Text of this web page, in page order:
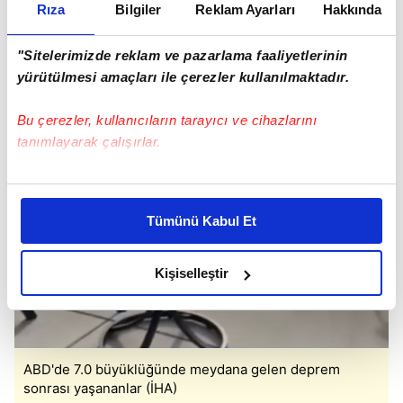
Rıza Bilgiler Reklam Ayarları Hakkında
"Sitelerimizde reklam ve pazarlama faaliyetlerinin
yürütülmesi amaçları ile çerezler kullanılmaktadır.
Bu çerezler, kullanıcıların tarayıcı ve cihazlarını
tanımlayarak çalışırlar.
Bu çerezlere izin vermeniz halinde sizlere özel
daha iyi reklam deneyimi yaşatabiliriz. Bunu yaparken
amacımızın size daha iyi bir reklam deneyimi sunmak
olduğunu ve sizlere en iyi içerikleri sunabilmek adına
elimizden gelen çabayı gösterdiğimizi ve bu noktada,
reklamların maliyetlerimizi karşılamak noktasında tek gelir
kalemimiz olduğunu sizlere hatırlatmak isteriz.
Her halükârda, kullanıcılar, bu çerezlere izin vermedikleri
Tümünü Kabul Et
Kişiselleştir
ABD'de 7.0 büyüklüğünde meydana gelen deprem
sonrası yaşananlar (İHA)